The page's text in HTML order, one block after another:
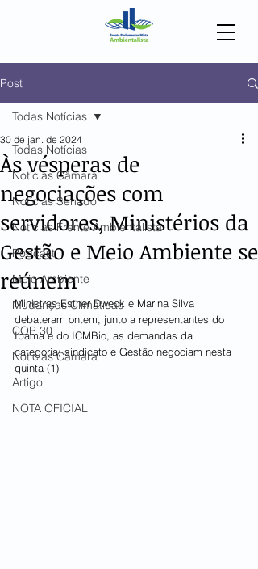
Post
Todas Notícias
Notícias Câmara
Notícias Senado
Notícias Frente Ambientalista
Podcast
Meio Ambiente
Mudanças Climáticas
COP 30
Notícias Câmara
Artigo
NOTA OFICIAL
Todas Notícias
Às vésperas de
negociações com
servidores, Ministérios da
Gestão e Meio Ambiente se
reúnem
30 de jan. de 2024
Ministras Esther Dweck e Marina Silva
debateram ontem, junto a representantes do
Ibama e do ICMBio, as demandas da
categoria; sindicato e Gestão negociam nesta
quinta (1)